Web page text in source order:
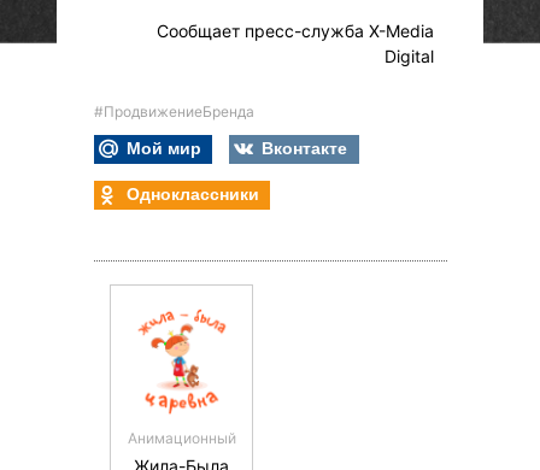
Сообщает пресс-служба X-Media
Digital
#ПродвижениеБренда
Мой мир
Вконтакте
Одноклассники
Анимационный
Жила-Была